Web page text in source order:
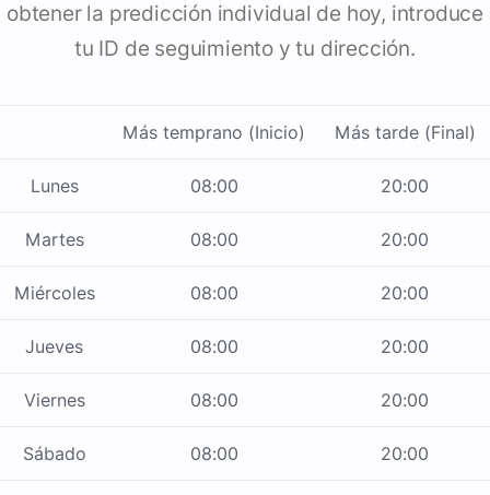
obtener la predicción individual de hoy, introduce
tu ID de seguimiento y tu dirección.
Más temprano (Inicio) Más tarde (Final)
Lunes 08:00 20:00
Martes 08:00 20:00
Miércoles 08:00 20:00
Jueves 08:00 20:00
Viernes 08:00 20:00
Sábado 08:00 20:00